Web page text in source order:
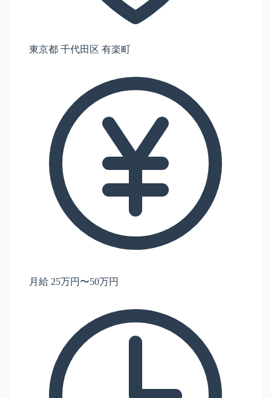
東京都 千代田区 有楽町
月給 25万円〜50万円